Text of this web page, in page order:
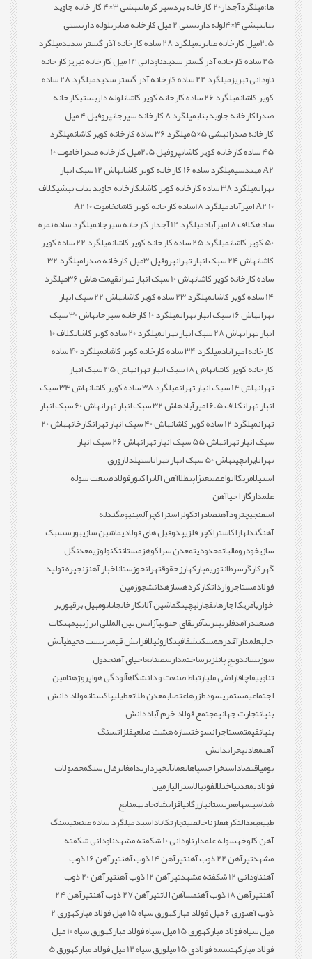
ها:میلگردآجدار20 کارخانه بردسیر کرمان
نبشی 3×4 کار خانه جاوید
بنابنبشی 4×4 لوله داربستی 2 میل کارخانه صابری
لوله داربستی
2.5میل کارخانه صابری
میلگرد 28 ساده کارخانه آذر گستر سدید
میلگرد
25 ساده کارخانه آذر گستر سدید
ناودانی 14 میل کارخانه تبریز
کارخانه
ناودانی تبریزمیلگرد 22 ساده کارخانه آذر گستر سدید
میلگرد 28 ساده
کویر کاشانمیلگرد 26 ساده کارخانه کویر کاشان لوله داربستیکارخانه
صدراکارخانه جاوید بنابمیلگرد 8 کارخانه سیرجان
پروفیل 4 میل
کارخانه صدرانبشی 5×5 میلگرد 36 ساده کارخانه کویر کاشان
میلگرد
45 ساده کارخانه کویر کاشان
پروفیل 2.5میل کارخانه صدرا
خاموت 10
A2 مهندسی
میلگرد ساده 16 کارخانه کویر کاشان
هاش 12 سبک انبار
تهرانمیلگرد 38 ساده کارخانه کویر کاشان کارخانه جاوید بناب نبشیکلاف
10 A2 امیرآباد
میلگرد 18ساده کارخانه کویر کاشان
خاموت 10 A2
سادهکلاف 8 امیرآباد میلگرد 12 آجدار کارخانه سیرجان
میلگرد ساده نمره
50 کویر کاشان
میلگرد 25 ساده کارخانه کویر کاشان
میلگرد 22 ساده کویر
کاشانهاش 24 سبک انبار تهران پروفیل 3میل کارخانه صدرا
میلگرد 32
ساده کارخانه کویر کاشانهاش 10 سبک انبار تهران قیمت هاش 36
میلگرد
14 ساده کویر کاشان
میلگرد 23 ساده کویر کاشان
هاش 22 سبک انبار
تهرانهاش 16 سبک انبار تهران میلگرد 10 کارخانه سیرجان
هاش 30 سبک
انبار تهرانهاش 28 سبک انبار تهران میلگرد 20 ساده کویر کاشان
کلاف 10
کارخانه امیرآبادمیلگرد 34 ساده کارخانه کویر کاشان
میلگرد 40 ساده
کارخانه کویر کاشانهاش 18 سبک انبار تهران
هاش 45 سبک انبار
تهرانهاش 14 سبک انبار تهران میلگرد 38 ساده کویر کاشان
هاش 34 سبک
انبار تهرانکلاف 6.5 امیرآباد هاش 32 سبک انبار تهران
هاش 60 سبک انبار
تهرانمیلگرد 12 ساده کویر کاشان هاش 40 سبک انبار تهران کارخانه
هاش 20
سبک انبار تهرانهاش 55 سبک انبار تهران
هاش 26 سبک انبار
تهرانایرانچینهاش 50 سبک انبار تهران استیلدلارورق
استیلامریکاانواعصنعتژاپنطلاآهن آلاتراکتورفولادصنعت سوله
علمدارگاز احیاآهن
اسفنجیچترودآهنصادراتکولراستراکچرآلمینیومگندله
آهنگندلهاراکاستراکچر فلزیپذوفیل های فولادیماشین سازیبورسسبک
سازیخودرومالیاتمحدودیتمعدن سراکوهزمستانتکنولوژیمعدنگل
گهرکارگرسرطانتوریمبارکهارزحقوقتهرانخوزستاناخبار آهنزنجیره تولید
فولادمستاجروارداتکارکردهسازهدانشجوزمین
خواریآمریکااجارهانفجارلیچینگماشین آلاتکارخانجاتاتومبیل برقیوزیر
صنعتدرآمدفلزیبنزینآفریقای جنوبیآژانس بین المللی انرژیبیمهنکات
جالبعلمدارآقدرهمسکنشفافیتگازوئیلافزایش قیمتزیست محیطیآتش
سوزیساندویچ پانلزیرساختمدارسصنایعاحیای آهنجدول
تناوبیقاچاقاراضی ملیارتباط صنعت و دانشگاهآلودگی هواپروژهتامین
اجتماعیمستمریسودطزرهاعتصابمعدن طلاتعطیلیپاکستانفولاد دانش
بنیانتجارت جهانیمجتمع فولاد خرم آباددانش
بنیانقیمتمستاجرانسوختسازه هشت ضلعیفلزاتسنگ
آهنمعادنبحراندانش
بومیاقتصاداستخراجسپاهانعمانآبخیزداریدامغانزغال سنگمحصولات
فولادیمعدنیاختلالفوتبالاسترالیازمین
شناسیسهامعربستانبازرگانیافزایشاتحادیهمنابع
طبیعیعدالتکرهفلزناخالصیتجارتکاناداسبد میلگرد ساده صنعتیسنگ
آهن کلوخهسوله علمدارناودانی 10 شکفته مشهد
ناودانی شکفته
مشهدتیرآهن 22 ذوب آهن تیرآهن 14 ذوب آهن
تیرآهن 16 ذوب
آهنناودانی 12 شکفته مشهد تیرآهن 12 ذوب آهن
تیرآهن 20 ذوب
آهنتیرآهن 18 ذوب آهن مسآهن الاتتیرآهن 27 ذوب آهن
تیرآهن 24
ذوب آهنورق 6 میل فولاد مبارکه ورق سیاه 15 میل فولاد مبارکه
ورق 2
میل سیاه فولاد مبارکهورق 15 میل سیاه فولاد مبارکه
ورق سیاه 10 میل
فولاد مبارکهتسمه فولادی 15 میل ورق سیاه 12 میل فولاد مبارکه
ورق 5